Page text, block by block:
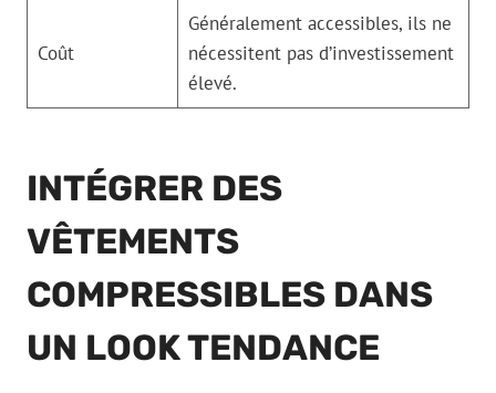
Coût
Généralement accessibles, ils ne
nécessitent pas d’investissement
élevé.
INTÉGRER DES
VÊTEMENTS
COMPRESSIBLES DANS
UN LOOK TENDANCE